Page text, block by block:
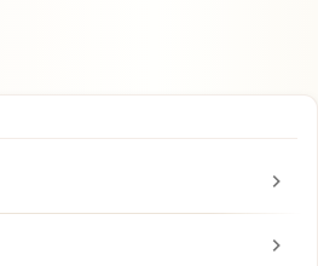
chevron_right
chevron_right